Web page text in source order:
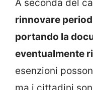
A seconda del
rinnovare
portando la
eventualmente
esenzioni
ma i cittadini